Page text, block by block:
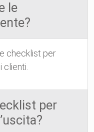
le
checklist per
clienti.
per